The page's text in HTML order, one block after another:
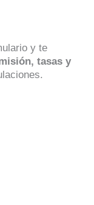
y te
tasas y